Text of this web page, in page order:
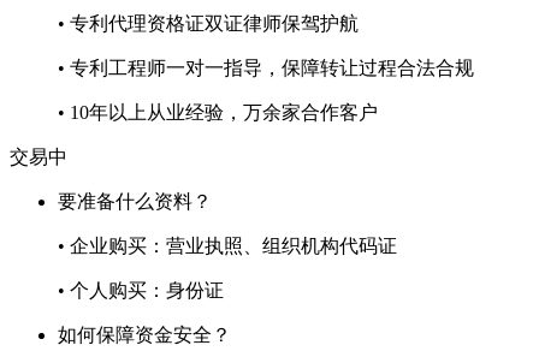
• 专利代理资格证双证律师保驾护航
• 专利工程师一对一指导，保障转让过程合法合规
• 10年以上从业经验，万余家合作客户
交易中
要准备什么资料？
• 企业购买：营业执照、组织机构代码证
• 个人购买：身份证
如何保障资金安全？